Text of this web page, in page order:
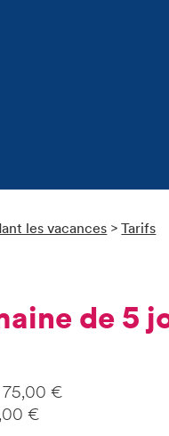
les vacances>Tarifs
de 5
75,00 €
€